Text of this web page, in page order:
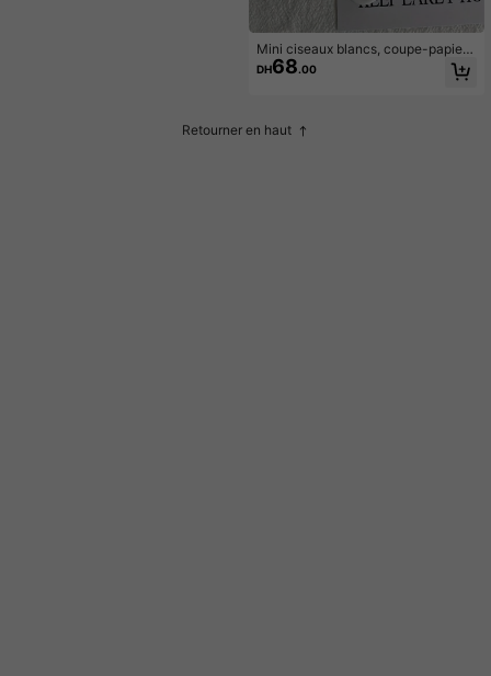
Mini ciseaux blancs, coupe-papier
portable en acier inoxydable, papet
erie artisanale, cadeau pour bureau
DH68.00
Retourner en haut